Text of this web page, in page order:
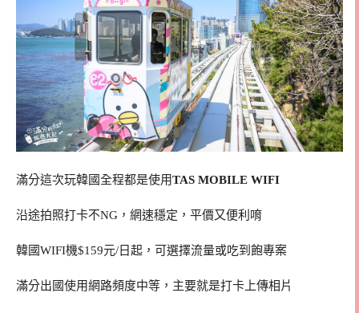
滿分這次玩韓國全程都是使用TAS MOBILE WIFI
沿途拍照打卡不NG，網速穩定，平價又便利唷
韓國WIFI機$159元/日起，可選擇流量或吃到飽專案
滿分出國使用網路頻度中等，主要就是打卡上傳相片